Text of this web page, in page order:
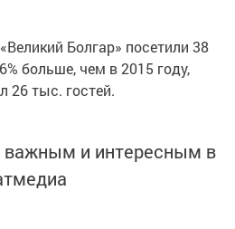
Болгар» посетили 38
больше, чем в 2015 году,
26 тыс. гостей.
и интересным в